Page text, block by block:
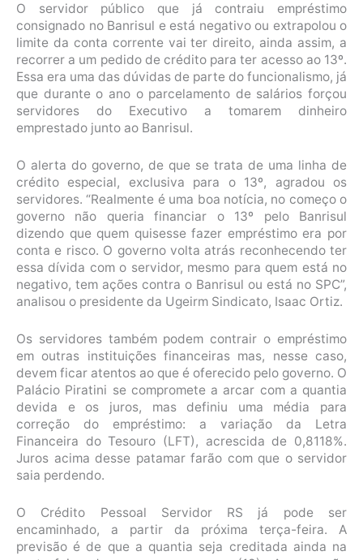
O servidor público que já contraiu empréstimo
consignado no Banrisul e está negativo ou extrapolou o
limite da conta corrente vai ter direito, ainda assim, a
recorrer a um pedido de crédito para ter acesso ao 13º.
Essa era uma das dúvidas de parte do funcionalismo, já
que durante o ano o parcelamento de salários forçou
servidores do Executivo a tomarem dinheiro
emprestado junto ao Banrisul.
O alerta do governo, de que se trata de uma linha de
crédito especial, exclusiva para o 13º, agradou os
servidores. “Realmente é uma boa notícia, no começo o
governo não queria financiar o 13º pelo Banrisul
dizendo que quem quisesse fazer empréstimo era por
conta e risco. O governo volta atrás reconhecendo ter
essa dívida com o servidor, mesmo para quem está no
negativo, tem ações contra o Banrisul ou está no SPC”,
analisou o presidente da Ugeirm Sindicato, Isaac Ortiz.
Os servidores também podem contrair o empréstimo
em outras instituições financeiras mas, nesse caso,
devem ficar atentos ao que é oferecido pelo governo. O
Palácio Piratini se compromete a arcar com a quantia
devida e os juros, mas definiu uma média para
correção do empréstimo: a variação da Letra
Financeira do Tesouro (LFT), acrescida de 0,8118%.
Juros acima desse patamar farão com que o servidor
saia perdendo.
O Crédito Pessoal Servidor RS já pode ser
encaminhado, a partir da próxima terça-feira. A
previsão é de que a quantia seja creditada ainda na